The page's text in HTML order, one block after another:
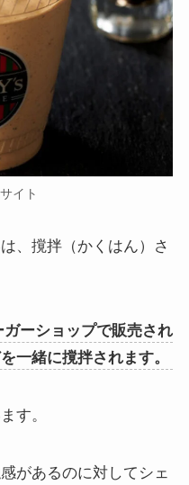
イト
、撹拌（かくはん）さ
ーショップで販売され
一緒に撹拌されます。
す。
があるのに対してシェ